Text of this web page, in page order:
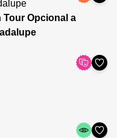
Opcional a